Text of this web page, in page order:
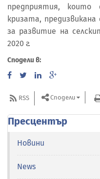
предприятия, които
кризата,
за развитие на
2020 г.
Сподели в:
RSS Сподели
Пресцентър
Новини
News